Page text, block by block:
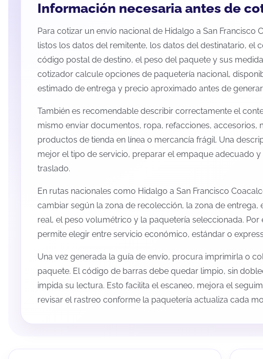
Información necesaria antes de
Para cotizar un envío nacional de Hidalgo a San Francisco
listos los datos del remitente, los datos del destinatario, el
código postal de destino, el peso del paquete y sus
cotizador calcule opciones de paquetería nacional,
estimado de entrega y precio aproximado antes de
También es recomendable describir correctamente el
mismo enviar documentos, ropa, refacciones, accesorios,
productos de tienda en línea o mercancía frágil. Una
mejor el tipo de servicio, preparar el empaque adecuado
traslado.
En rutas nacionales como Hidalgo a San Francisco
cambiar según la zona de recolección, la zona de entrega,
real, el peso volumétrico y la paquetería seleccionada.
permite elegir entre servicio económico, estándar o
Una vez generada la guía de envío, procura imprimirla o
paquete. El código de barras debe quedar limpio, sin
impida su lectura. Esto facilita el escaneo, mejora el
revisar el rastreo conforme la paquetería actualiza cada